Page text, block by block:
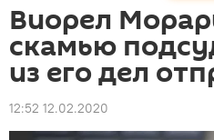
Виорел
скамью
из его дел
12:52 12.02.2020